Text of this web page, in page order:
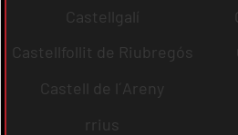
Castellgalí
Castellfollit de Riubregós
Castell de l´Areny
rrius